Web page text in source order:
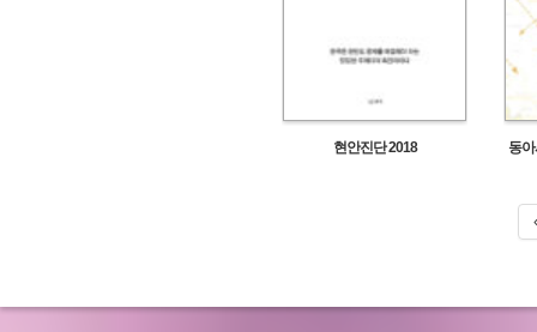
현안진단 2018 동